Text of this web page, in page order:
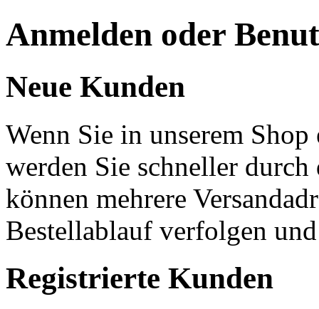
Anmelden oder
Neue Kunden
Wenn Sie in unserem
werden Sie schneller
können mehrere
Bestellablauf verfolgen
Registrierte Kunden